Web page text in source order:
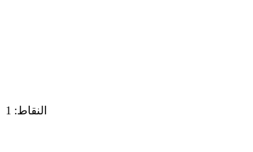
النقاط: 1